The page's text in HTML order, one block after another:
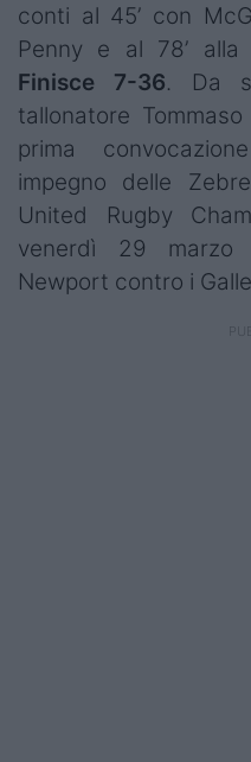
conti al 45’ con
Penny e al 78’ alla
Finisce 7-36. Da
tallonatore
prima
impegno delle
United Rugby
venerdì 29
Newport contro i